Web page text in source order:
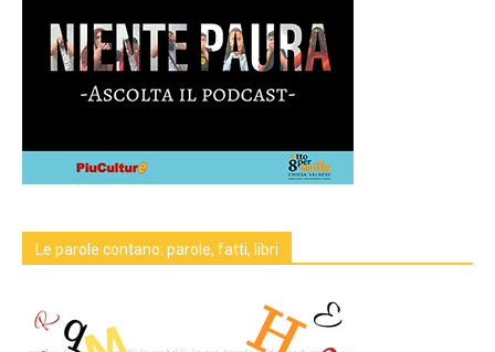
Le parole contano: parole, fatti, libri